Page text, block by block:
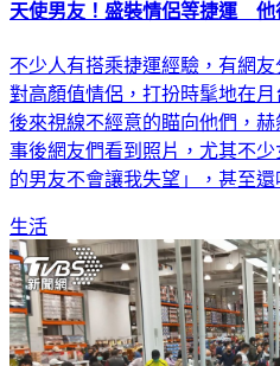
天使男友！盛裝情侶等捷運 他
不少人有搭乘捷運經驗，有網
對高顏值情侶，打扮時髦地在
後來視線不經意的瞄向他們，
事後網友們看到照片，尤其不
的男友不會讓我失望」，甚至還
生活